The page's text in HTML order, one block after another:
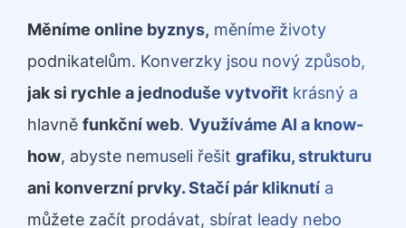
Měníme online byznys, měníme životy
podnikatelům. Konverzky jsou nový způsob,
jak si rychle a jednoduše vytvořit krásný a
hlavně funkční web. Využíváme AI a know-
how, abyste nemuseli řešit grafiku, strukturu
ani konverzní prvky. Stačí pár kliknutí a
můžete začít prodávat, sbírat leady nebo